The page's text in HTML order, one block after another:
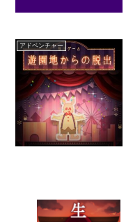
アドベンチャー